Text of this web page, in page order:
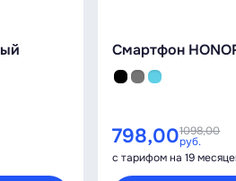
Смартфон
798,001098,00
руб.
с тарифом на 19